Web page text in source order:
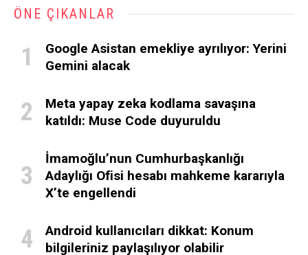
ÖNE ÇIKANLAR
Google Asistan emekliye ayrılıyor: Yerini
Gemini alacak
Meta yapay zeka kodlama savaşına
katıldı: Muse Code duyuruldu
İmamoğlu’nun Cumhurbaşkanlığı
Adaylığı Ofisi hesabı mahkeme kararıyla
X’te engellendi
Android kullanıcıları dikkat: Konum
bilgileriniz paylaşılıyor olabilir